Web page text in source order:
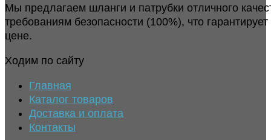
Мы предлагаем шланги и патрубки отличного
требованиям безопасности (100%), что
цене.
Ходим по сайту
Главная
Каталог товаров
Доставка и оплата
Контакты